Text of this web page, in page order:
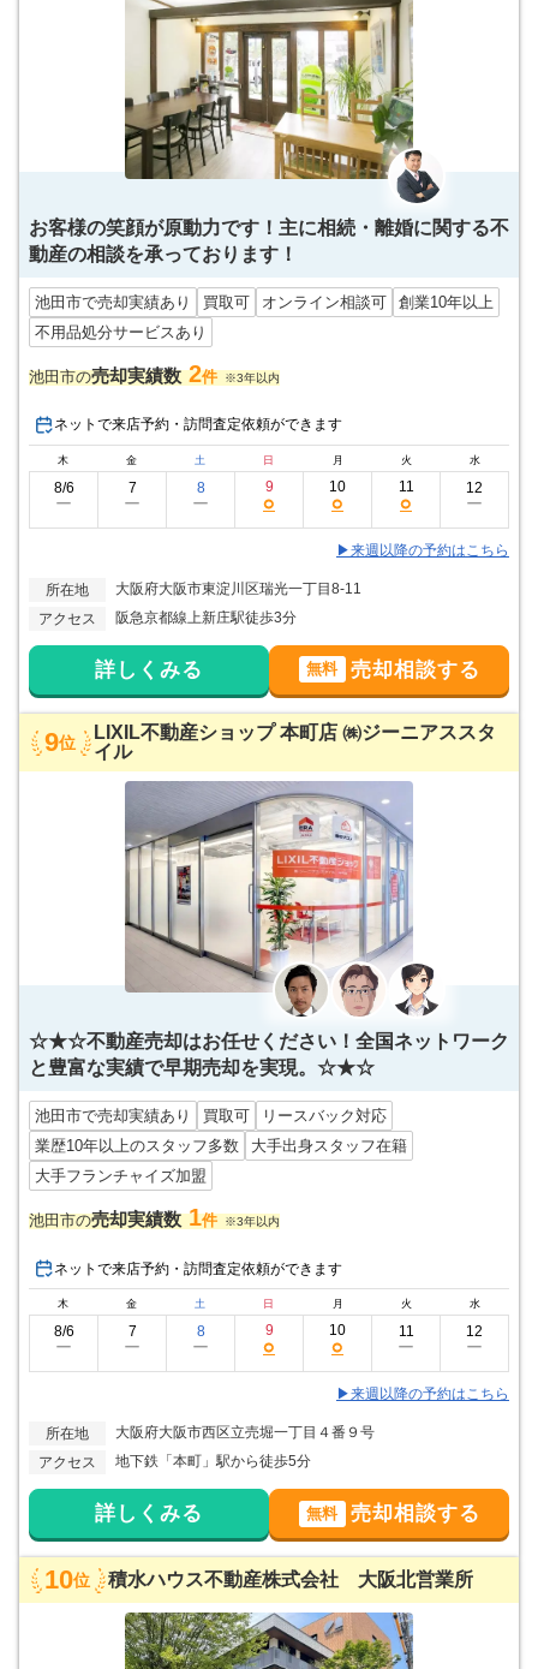
お客様の笑顔が原動力です！主に相続・離婚に関する不
動産の相談を承っております！
池田市で売却実績あり 買取可 オンライン相談可
創業10年以上
不用品処分サービスあり
池田市の売却実績数 2件 ※3年以内
ネットで来店予約・訪問査定依頼ができます
木 金 土 日 月 火 水
8/6
ー
7
ー
8
ー
9
○
10
○
11
○
12
ー
▶来週以降の予約はこちら
所在地
大阪府大阪市東淀川区瑞光一丁目8-11
アクセス
阪急京都線上新庄駅徒歩3分
詳しくみる 無料 売却相談する
9位
LIXIL不動産ショップ 本町店 ㈱ジーニアススタ
イル
☆★☆不動産売却はお任せください！全国ネットワーク
と豊富な実績で早期売却を実現。☆★☆
池田市で売却実績あり 買取可
リースバック対応
業歴10年以上のスタッフ多数
大手出身スタッフ在籍
大手フランチャイズ加盟
池田市の売却実績数 1件 ※3年以内
ネットで来店予約・訪問査定依頼ができます
木 金 土 日 月 火 水
8/6
ー
7
ー
8
ー
9
○
10
○
11
ー
12
ー
▶来週以降の予約はこちら
所在地
大阪府大阪市西区立売堀一丁目４番９号
アクセス
地下鉄「本町」駅から徒歩5分
詳しくみる 無料 売却相談する
10位 積水ハウス不動産株式会社 大阪北営業所